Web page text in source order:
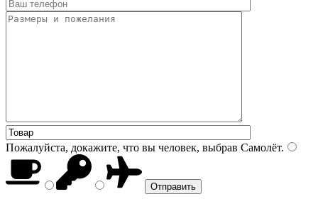
Пожалуйста, докажите, что вы человек, выбрав Самолёт.